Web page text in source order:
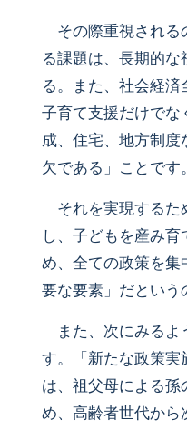
その際重視される
る課題は、長期的
る。また、社会経済
子育て支援だけでな
成、住宅、地方制
欠である」ことです。
それを実現するた
し、子どもを産み
め、全ての政策を集
要な要素」だという
また、次にみるよ
す。「新たな政策実
は、祖父母による孫
め、高齢者世代から